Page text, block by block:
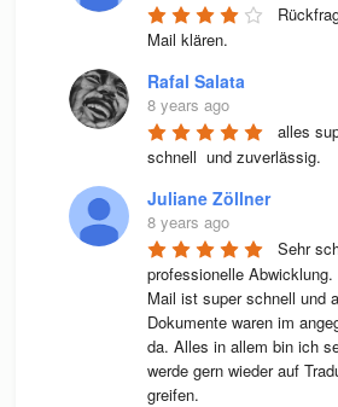
Mail klären.
Rafal Salata
8 years ago
alles
schnell  und zuverlässig.
Juliane Zöllner
8 years ago
Sehr
professionelle
Mail ist super schnell und
Dokumente waren im
da. Alles in allem bin ich
werde gern wieder auf
greifen.